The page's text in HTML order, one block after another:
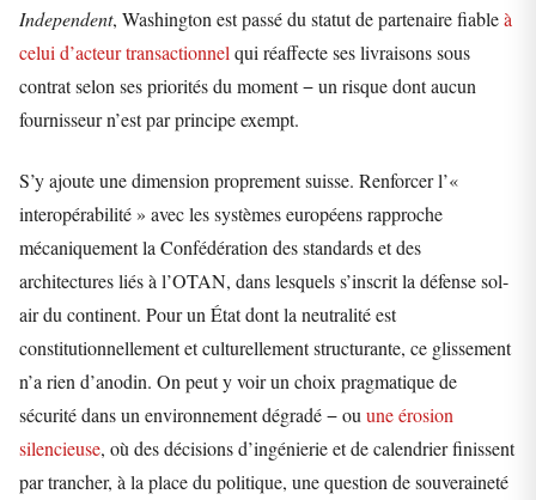
Independent, Washington est passé du statut de partenaire fiableà
celui d’acteur transactionnelqui réaffecte ses livraisons sous
contrat selon ses priorités du moment − un risque dont aucun
fournisseur n’est par principe exempt.
S’y ajoute une dimension proprement suisse. Renforcer l’«
interopérabilité » avec les systèmes européens rapproche
mécaniquement la Confédération des standards et des
architectures liés à l’OTAN, dans lesquels s’inscrit la défense sol-
air du continent. Pour un État dont la neutralité est
constitutionnellement et culturellement structurante, ce glissement
n’a rien d’anodin. On peut y voir un choix pragmatique de
sécurité dans un environnement dégradé − ou une érosion
silencieuse, où des décisions d’ingénierie et de calendrier finissent
par trancher, à la place du politique, une question de souveraineté